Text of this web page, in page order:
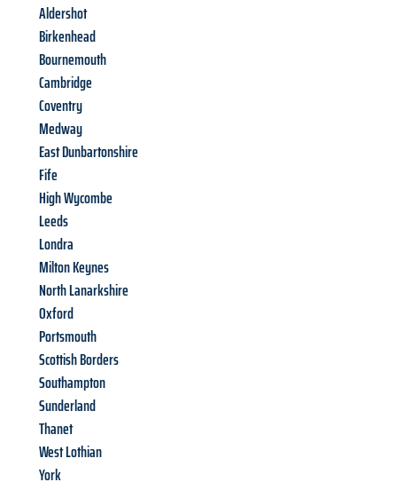
Aldershot
Birkenhead
Bournemouth
Cambridge
Coventry
Medway
East Dunbartonshire
Fife
High Wycombe
Leeds
Londra
Milton Keynes
North Lanarkshire
Oxford
Portsmouth
Scottish Borders
Southampton
Sunderland
Thanet
West Lothian
York